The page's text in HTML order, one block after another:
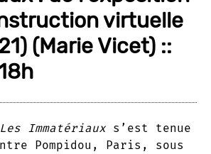
virtuelle
(Marie Vicet) ::
Les Immatériauxs’est tenue
Pompidou, Paris, sous